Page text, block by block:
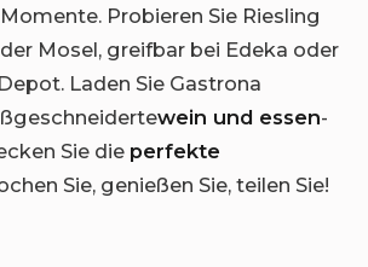
Probieren Sie Riesling
Mosel, greifbar bei Edeka oder
Laden Sie Gastrona
wein und essen-
Sie die perfekte
Sie, genießen Sie, teilen Sie!